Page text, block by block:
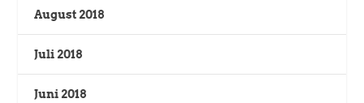
August 2018
Juli 2018
Juni 2018